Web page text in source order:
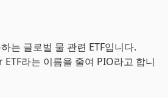
는 글로벌 물 관련 ETF입니다.
라는 이름을 줄여 PIO라고 합니